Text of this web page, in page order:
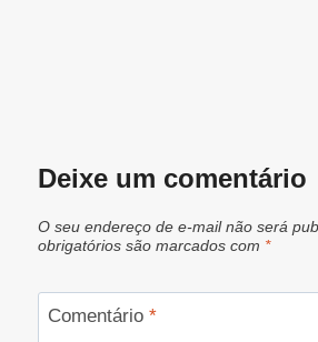
Deixe um comentário
O seu endereço de e-mail não será
obrigatórios são marcados com *
Comentário *